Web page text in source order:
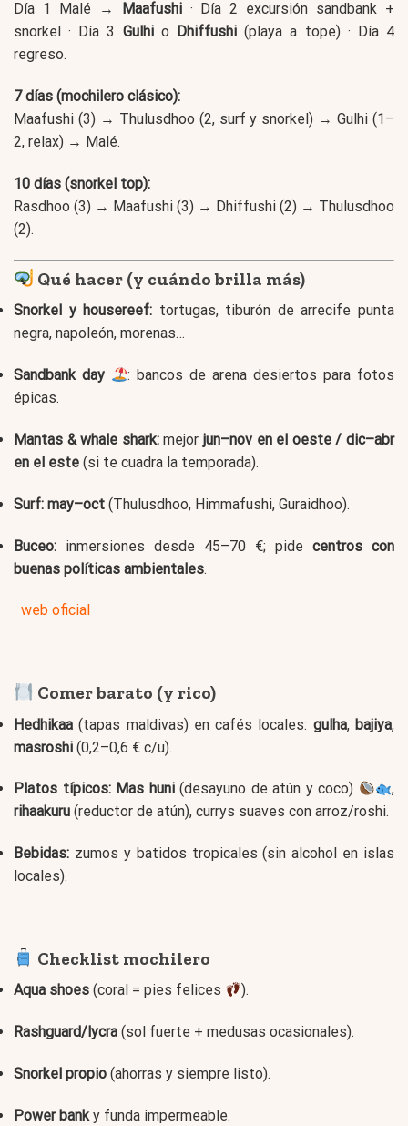
Día 1 Malé → Maafushi· Día 2 excursión sandbank +
snorkel · Día 3 Gulhio Dhiffushi (playa a tope) · Día 4
regreso.
7 días (mochilero clásico):
Maafushi (3) → Thulusdhoo (2, surf y snorkel) → Gulhi (1–
2, relax) → Malé.
10 días (snorkel top):
Rasdhoo (3) → Maafushi (3) → Dhiffushi (2) → Thulusdhoo
(2).
Qué hacer (y cuándo brilla más)
Snorkel y housereef: tortugas, tiburón de arrecife punta
negra, napoleón, morenas…
Sandbank day
: bancos de arena desiertos para fotos
épicas.
Mantas & whale shark:mejorjun–nov en el oeste / dic–abr
en el este (si te cuadra la temporada).
Surf: may–oct (Thulusdhoo, Himmafushi, Guraidhoo).
Buceo: inmersiones desde 45–70 €; pide centros con
buenas políticas ambientales.
web oficial
Comer barato (y rico)
Hedhikaa (tapas maldivas) en cafés locales: gulha, bajiya,
masroshi (0,2–0,6 € c/u).
Platos típicos: Mas huni(desayuno de atún y coco)
,
rihaakuru (reductor de atún), currys suaves con arroz/roshi.
Bebidas: zumos y batidos tropicales (sin alcohol en islas
locales).
Checklist mochilero
Aqua shoes (coral = pies felices ).
Rashguard/lycra (sol fuerte + medusas ocasionales).
Snorkel propio (ahorras y siempre listo).
Power bank y funda impermeable.